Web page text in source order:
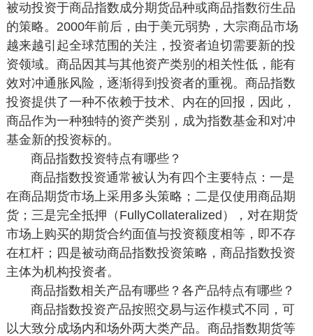
被动投资于商品指数成分期货品种或商品指数衍生品
的策略。2000年前后，由于美元弱势，大宗商品市场
越来越引起全球范围的关注，投资者迫切需要新的投
资领域。商品因其与其他资产类别的相关性低，能有
效对冲通胀风险，逐渐得到投资者的重视。商品指数
投资提供了一种不依赖于技术、内在的回报，因此，
商品作为一种独特的资产类别，成为指数基金和对冲
基金新的投资标的。
商品指数投资特点有哪些？
商品指数投资通常被认为有四个主要特点：一是
在商品期货市场上采用多头策略；二是仅使用商品期
货；三是完全抵押（FullyCollateralized），对在期货
市场上购买的期货合约面值与投资额度相等，即不存
在杠杆；四是被动商品指数投资策略，商品指数投资
主体为机构投资者。
商品指数相关产品有哪些？各产品特点有哪些？
商品指数投资产品按照交易与运作模式不同，可
以大致分成场内和场外两大类产品。商品指数期货等